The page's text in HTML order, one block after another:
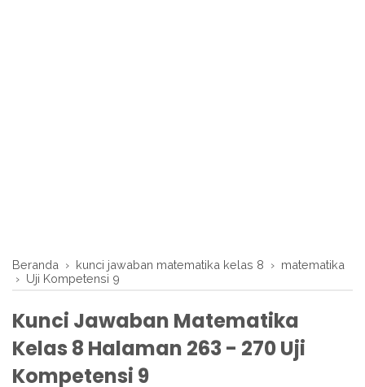
Beranda › kunci jawaban matematika kelas 8 › matematika
› Uji Kompetensi 9
Kunci Jawaban Matematika
Kelas 8 Halaman 263 - 270 Uji
Kompetensi 9